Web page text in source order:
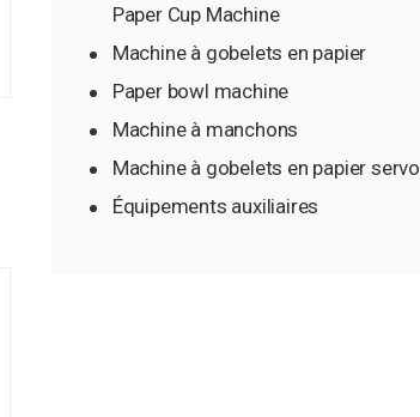
Paper Cup Machine
Machine à gobelets en papier
Paper bowl machine
Machine à manchons
Machine à gobelets en papier servo
Équipements auxiliaires